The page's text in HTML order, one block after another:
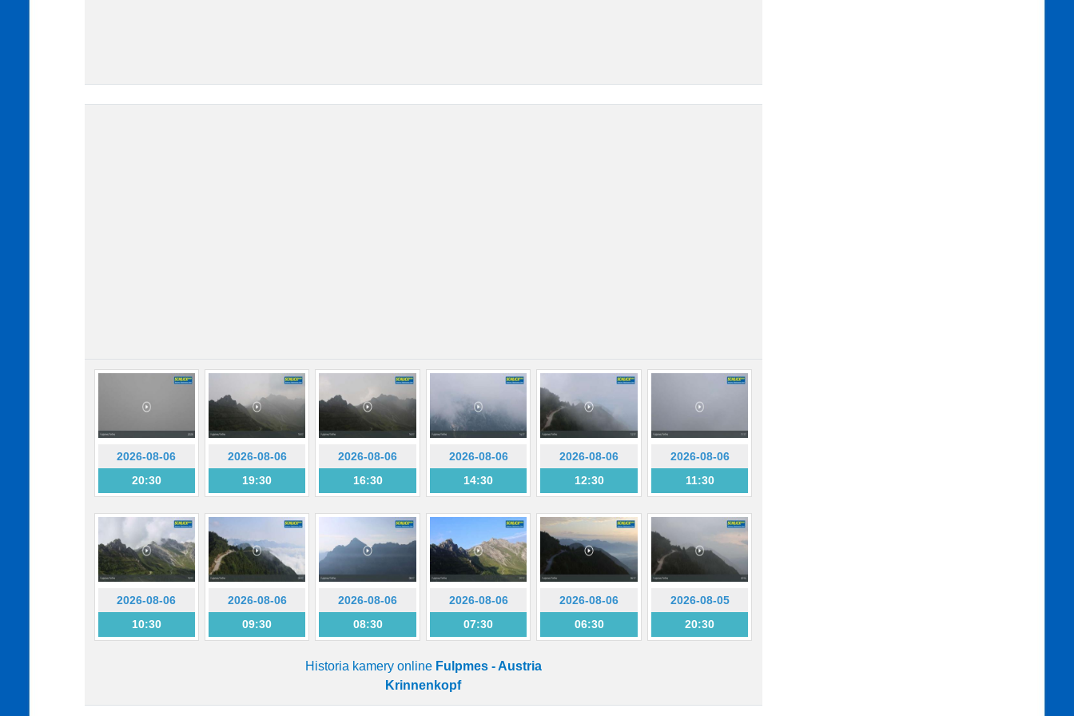
2026-08-06
20:30
2026-08-06
19:30
2026-08-06
16:30
2026-08-06
14:30
2026-08-06
12:30
2026-08-06
11:30
2026-08-06
10:30
2026-08-06
09:30
2026-08-06
08:30
2026-08-06
07:30
2026-08-06
06:30
2026-08-05
20:30
Historia kamery online Fulpmes - Austria
Krinnenkopf